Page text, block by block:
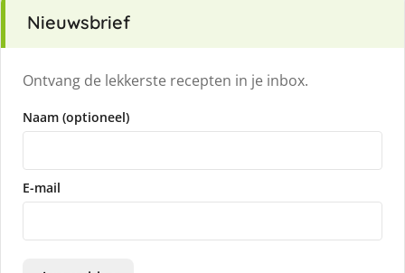
Nieuwsbrief
Ontvang de lekkerste recepten in je inbox.
Naam (optioneel)
E-mail